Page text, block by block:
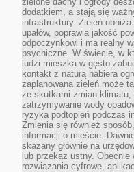
dodatkiem, a stają się
infrastruktury. Zieleń
upałów, poprawia jakość
odpoczynkowi i ma realny
psychiczne. W świecie, w
ludzi mieszka w gęsto
kontakt z naturą nabiera
zaplanowana zieleń może
ze skutkami zmian klimatu,
zatrzymywanie wody
ryzyka podtopień podczas
Zmienia się również
informacji o mieście.
skazany głównie na
lub przekaz ustny. Obecnie
rozwiązania cyfrowe,